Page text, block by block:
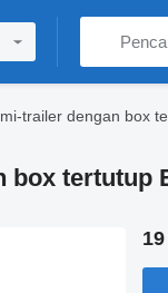
trailer dengan box
box tertutup